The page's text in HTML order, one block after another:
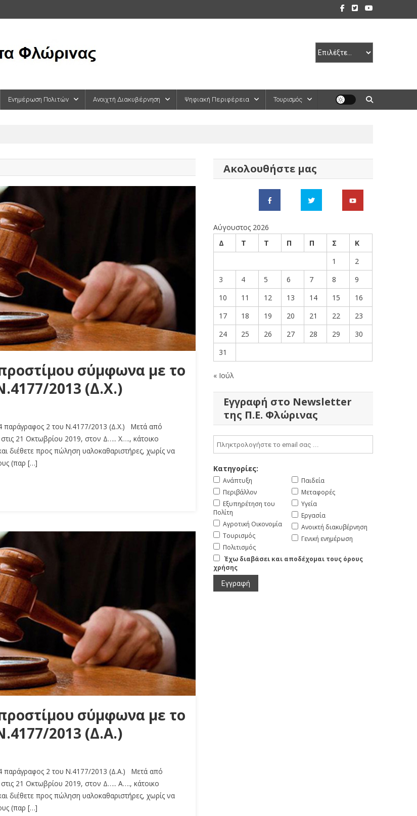
Ενημέρωση Πολιτών Ανοιχτή Διακυβέρνηση Ψηφιακή Περιφέρεια Τουρισμός
σύμφωνα με το
2013 (Δ.Χ.)
παράγραφος 2 του Ν.4177/2013 (Δ.Χ.) Μετά από
21 Οκτωβρίου 2019, στον Δ….. Χ…., κάτοικο
διέθετε προς πώληση υαλοκαθαριστήρες, χωρίς να
(παρ […]
σύμφωνα με το
2013 (Δ.Α.)
παράγραφος 2 του Ν.4177/2013 (Δ.Α.) Μετά από
21 Οκτωβρίου 2019, στον Δ….. A…., κάτοικο
διέθετε προς πώληση υαλοκαθαριστήρες, χωρίς να
(παρ […]
Ακολουθήστε μας
Αύγουστος 2026
Δ
Τ Τ Π Π Σ
Κ
1
2
3
4 5 6 7 8
9
10
11 12 13 14 15
16
17
18 19 20 21 22
23
24
25 26 27 28 29
30
31
« Ιούλ
Εγγραφή στο Newsletter
της Π.Ε. Φλώρινας
Κατηγορίες:
Ανάπτυξη
Περιβάλλον
Εξυπηρέτηση του
Πολίτη
Αγροτική Οικονομία
Τουρισμός
Πολιτισμός
Παιδεία
Μεταφορές
Υγεία
Εργασία
Ανοικτή διακυβέρνηση
Γενική ενημέρωση
Έχω διαβάσει και αποδέχομαι τους όρους
χρήσης